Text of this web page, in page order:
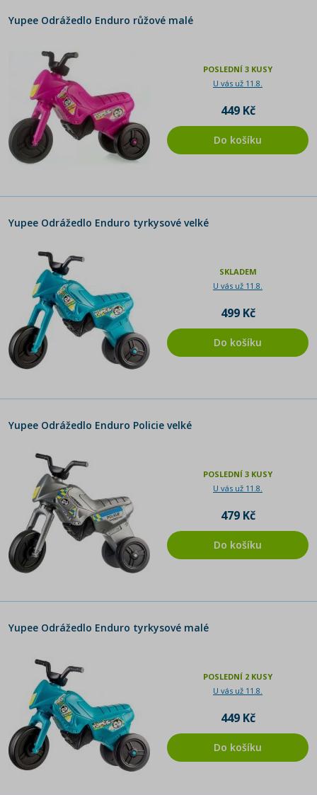
Yupee Odrážedlo Enduro růžové malé
POSLEDNÍ 3 KUSY
U vás už 11.8.
449 Kč
Do košíku
Yupee Odrážedlo Enduro tyrkysové velké
SKLADEM
U vás už 11.8.
499 Kč
Do košíku
Yupee Odrážedlo Enduro Policie velké
POSLEDNÍ 3 KUSY
U vás už 11.8.
479 Kč
Do košíku
Yupee Odrážedlo Enduro tyrkysové malé
POSLEDNÍ 2 KUSY
U vás už 11.8.
449 Kč
Do košíku